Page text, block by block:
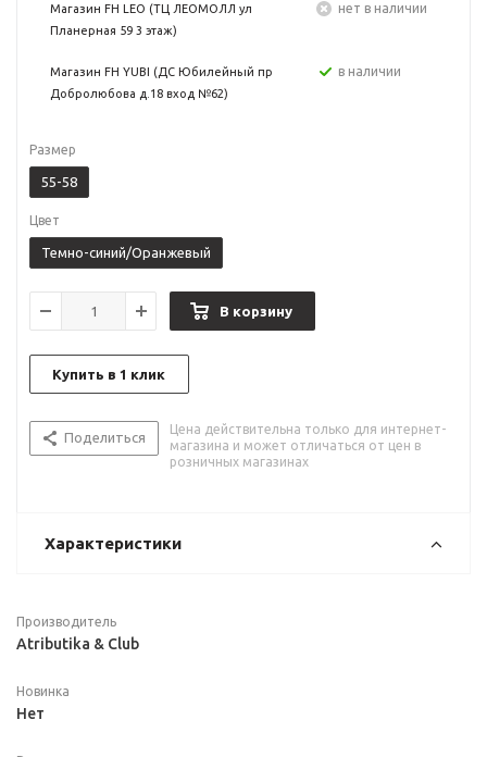
Магазин FH LEO (ТЦ ЛЕОМОЛЛ ул
Планерная 59 3 этаж)
Нет в наличии
Магазин FH YUBI (ДС Юбилейный пр
Добролюбова д.18 вход №62)
в наличии
Размер
55-58
Цвет
Темно-синий/Оранжевый
В корзину
Купить в 1 клик
Поделиться
Цена действительна только для интернет-
магазина и может отличаться от цен в
розничных магазинах
Характеристики
Производитель
Atributika & Club
Новинка
Нет